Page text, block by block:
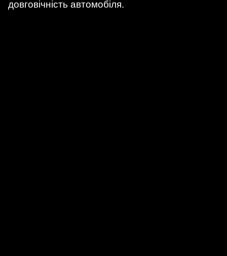
довговічність автомобіля.